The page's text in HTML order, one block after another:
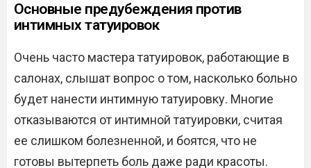
Основные предубеждения против
интимных татуировок
Очень часто мастера татуировок, работающие в
салонах, слышат вопрос о том, насколько больно
будет нанести интимную татуировку. Многие
отказываются от интимной татуировки, считая
ее слишком болезненной, и боятся, что не
готовы вытерпеть боль даже ради красоты.